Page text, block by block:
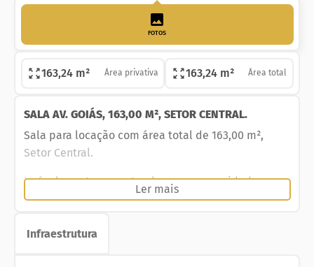
FOTOS
163,24 m² Área privativa 163,24 m² Área total
SALA AV. GOIÁS, 163,00 M², SETOR CENTRAL.
Sala para locação com área total de 163,00 m²,
Setor Central.
Imóvel pronto para atender suas necessidades,
abrindo ou expandindo seu negócio com conforto,
Ler mais
Infraestrutura